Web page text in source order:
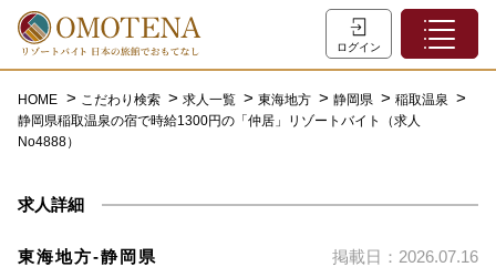
ログイン
ホーム
特集一覧
初めての方へ
お問い合わせ
HOME こだわり検索 求人一覧 東海地方 静岡県
稲取温泉
静岡県稲取温泉の宿で時給1300円の「仲居」リゾートバイト（求人
No4888）
求人詳細
東海地方-静岡県 掲載日：2026.07.16